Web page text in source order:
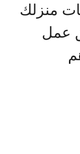
منزلك
عمل